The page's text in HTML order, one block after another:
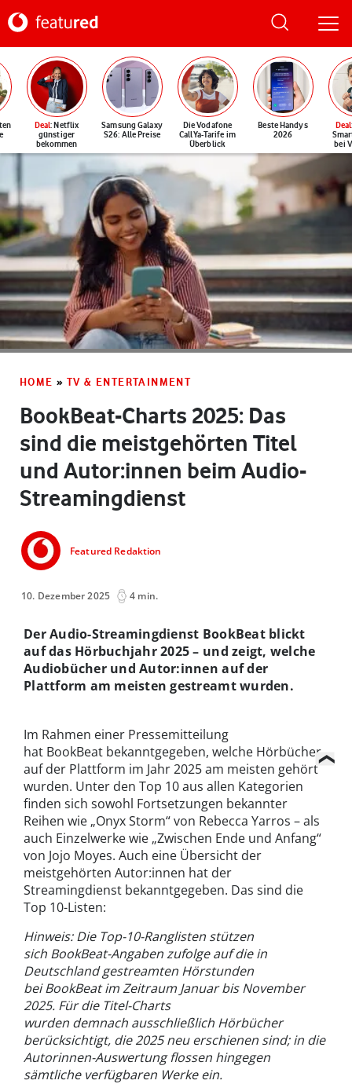
Deal: Netflix
günstiger
bekommen
Samsung Galaxy
S26: Alle Preise
Die Vodafone
CallYa-Tarife im
Überblick
Beste Handys
2026
Deal
bei
HOME » TV & ENTERTAINMENT
BookBeat-Charts 2025: Das
sind die meistgehörten Titel
und Autor:innen beim Audio-
Streamingdienst
Featured Redaktion
10. Dezember 2025 4 min.
Der Audio-Streamingdienst BookBeat blickt
auf das Hörbuchjahr 2025 – und zeigt, welche
Audiobücher und Autor:innen auf der
Plattform am meisten gestreamt wurden.
Im Rahmen einer Pressemitteilung
hat BookBeat bekanntgegeben, welche Hörbücher
auf der Plattform im Jahr 2025 am meisten gehört
wurden. Unter den Top 10 aus allen Kategorien
finden sich sowohl Fortsetzungen bekannter
Reihen wie „Onyx Storm“ von Rebecca Yarros – als
auch Einzelwerke wie „Zwischen Ende und Anfang“
von Jojo Moyes. Auch eine Übersicht der
meistgehörten Autor:innen hat der
Streamingdienst bekanntgegeben. Das sind die
Top 10-Listen:
Hinweis: Die Top-10-Ranglisten stützen
sich BookBeat-Angaben zufolge auf die in
Deutschland gestreamten Hörstunden
bei BookBeat im Zeitraum Januar bis November
2025. Für die Titel-Charts
wurden demnach ausschließlich Hörbücher
berücksichtigt, die 2025 neu erschienen sind; in die
Autorinnen-Auswertung flossen hingegen
sämtliche verfügbaren Werke ein.